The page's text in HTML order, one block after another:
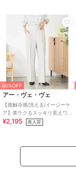
60%OFF
アー・ヴェ・ヴェ
【接触冷感/洗える/イージーケ
ア】美ラクるスッキリ見えワ
イドパンツ
¥2,195 再入荷